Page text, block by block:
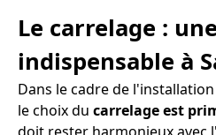
Le carrelage :
indispensable à
Dans le cadre de
le choix du carrelage est